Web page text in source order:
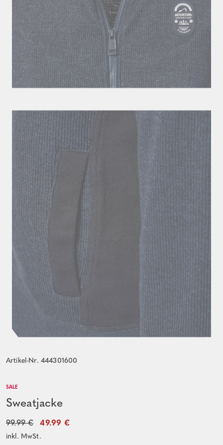
Artikel-Nr. 444301600
SALE
Sweatjacke
99.99 € 49.99 €
inkl. MwSt.